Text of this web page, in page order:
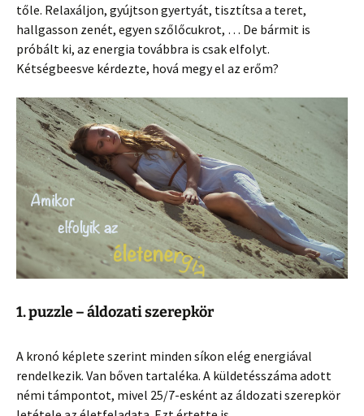
tőle. Relaxáljon, gyújtson gyertyát, tisztítsa a teret,
hallgasson zenét, egyen szőlőcukrot, … De bármit is
próbált ki, az energia továbbra is csak elfolyt.
Kétségbeesve kérdezte, hová megy el az erőm?
1. puzzle – áldozati szerepkör
A kronó képlete szerint minden síkon elég energiával
rendelkezik. Van bőven tartaléka. A küldetésszáma adott
némi támpontot, mivel 25/7-esként az áldozati szerepkör